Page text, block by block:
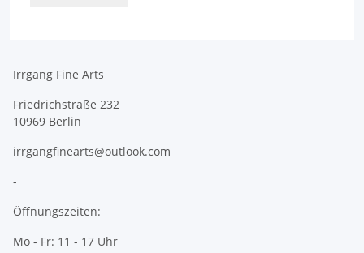
Irrgang Fine Arts
Friedrichstraße 232
10969 Berlin
irrgangfinearts@outlook.com
-
Öffnungszeiten:
Mo - Fr: 11 - 17 Uhr